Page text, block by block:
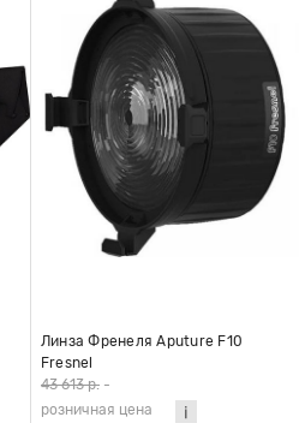
Линза Френеля Aputure F10
Fresnel
43 613 р. -
розничная цена